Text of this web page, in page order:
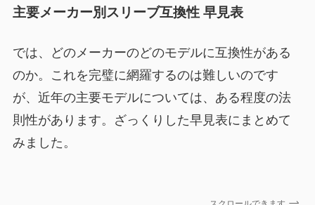
主要メーカー別スリーブ互換性 早見表
では、どのメーカーのどのモデルに互換性がある
のか。これを完璧に網羅するのは難しいのです
が、近年の主要モデルについては、ある程度の法
則性があります。ざっくりした早見表にまとめて
みました。